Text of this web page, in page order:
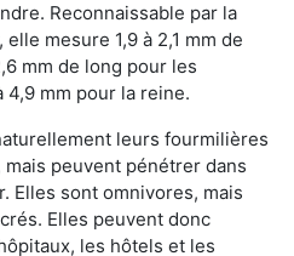
Reconnaissable par la
mesure 1,9 à 2,1 mm de
mm de long pour les
mm pour la reine.
leurs fourmilières
mais peuvent pénétrer dans
Elles sont omnivores, mais
Elles peuvent donc
les hôtels et les